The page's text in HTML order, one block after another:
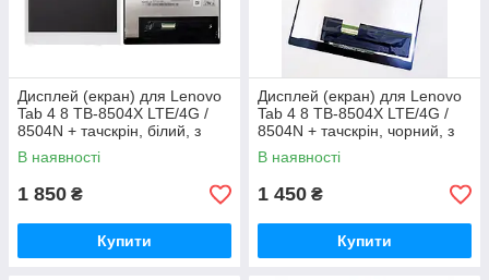
Дисплей (екран) для Lenovo
Tab 4 8 TB-8504X LTE/4G /
8504N + тачскрін, білий, з
зеленим шлейфом
В наявності
1 850 ₴
Купити
Дисплей (екран) для Lenovo
Tab 4 8 TB-8504X LTE/4G /
8504N + тачскрін, чорний, з
зеленим шлейфом
В наявності
1 450 ₴
Купити